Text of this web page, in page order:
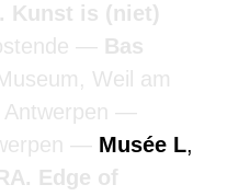
Kunst is (niet)
Bas
Weil am
Musée L,
Edge of